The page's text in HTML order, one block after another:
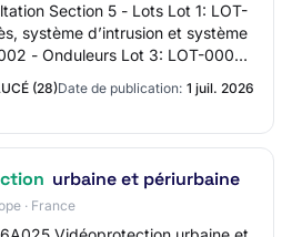
Section 5 - Lots Lot 1: LOT-
système d’intrusion et système
- Onduleurs Lot 3: LOT-0003 -
d…
(28)Date de publication: 1 juil. 2026
urbaine et périurbaine
· France